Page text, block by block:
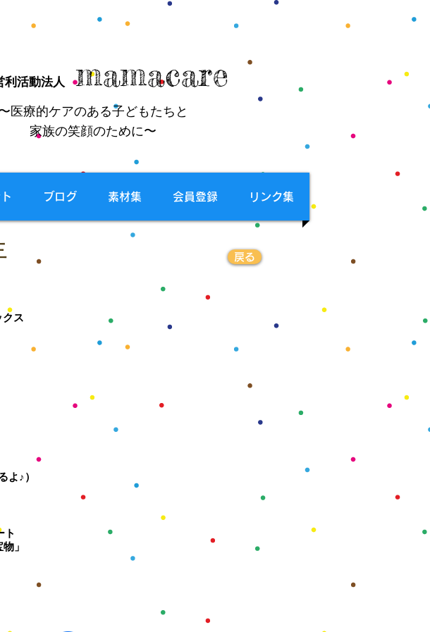
利活動法人 mamacare
医療的ケアのある子どもたちと
家族の笑顔のために〜
ブログ 素材集 会員登録 リンク集
戻る
クス
よ♪）
ト
」